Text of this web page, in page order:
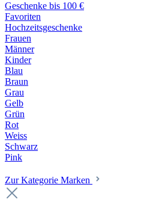
Geschenke bis 100 €
Favoriten
Hochzeitsgeschenke
Frauen
Männer
Kinder
Blau
Braun
Grau
Gelb
Grün
Rot
Weiss
Schwarz
Pink
Zur Kategorie Marken